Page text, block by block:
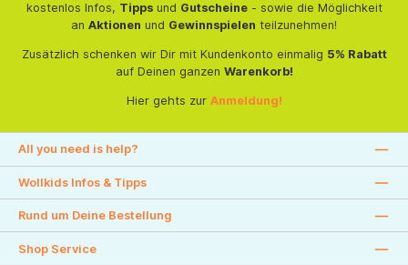
kostenlos Infos, Tippsund Gutscheine- sowie die Möglichkeit
an Aktionen und Gewinnspielen teilzunehmen!
Zusätzlich schenken wir Dir mit Kundenkonto einmalig 5% Rabatt
auf Deinen ganzen Warenkorb!
Hier gehts zur Anmeldung!
All you need is help?
Wollkids Infos & Tipps
Rund um Deine Bestellung
Shop Service